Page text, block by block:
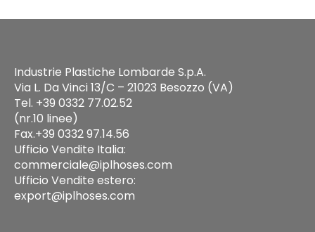
Industrie Plastiche Lombarde S.p.A.
Via L. Da Vinci 13/C – 21023 Besozzo (VA)
Tel. +39 0332 77.02.52
(nr.10 linee)
Fax.+39 0332 97.14.56
Ufficio Vendite Italia:
commerciale@iplhoses.com
Ufficio Vendite estero:
export@iplhoses.com